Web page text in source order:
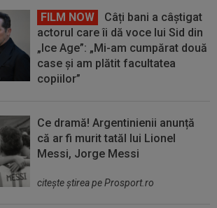
FILM NOW
Câți bani a câștigat
actorul care îi dă voce lui Sid din
„Ice Age”: „Mi-am cumpărat două
case și am plătit facultatea
copiilor”
Ce dramă! Argentinienii anunță
că ar fi murit tatăl lui Lionel
Messi, Jorge Messi
citeşte ştirea pe Prosport.ro